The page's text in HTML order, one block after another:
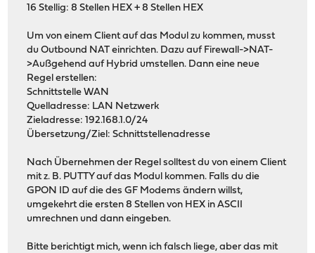
16 Stellig: 8 Stellen HEX + 8 Stellen HEX
Um von einem Client auf das Modul zu kommen, musst
du Outbound NAT einrichten. Dazu auf Firewall->NAT-
>Außgehend auf Hybrid umstellen. Dann eine neue
Regel erstellen:
Schnittstelle WAN
Quelladresse: LAN Netzwerk
Zieladresse: 192.168.1.0/24
Übersetzung/Ziel: Schnittstellenadresse
Nach Übernehmen der Regel solltest du von einem Client
mit z. B. PUTTY auf das Modul kommen. Falls du die
GPON ID auf die des GF Modems ändern willst,
umgekehrt die ersten 8 Stellen von HEX in ASCII
umrechnen und dann eingeben.
Bitte berichtigt mich, wenn ich falsch liege, aber das mit